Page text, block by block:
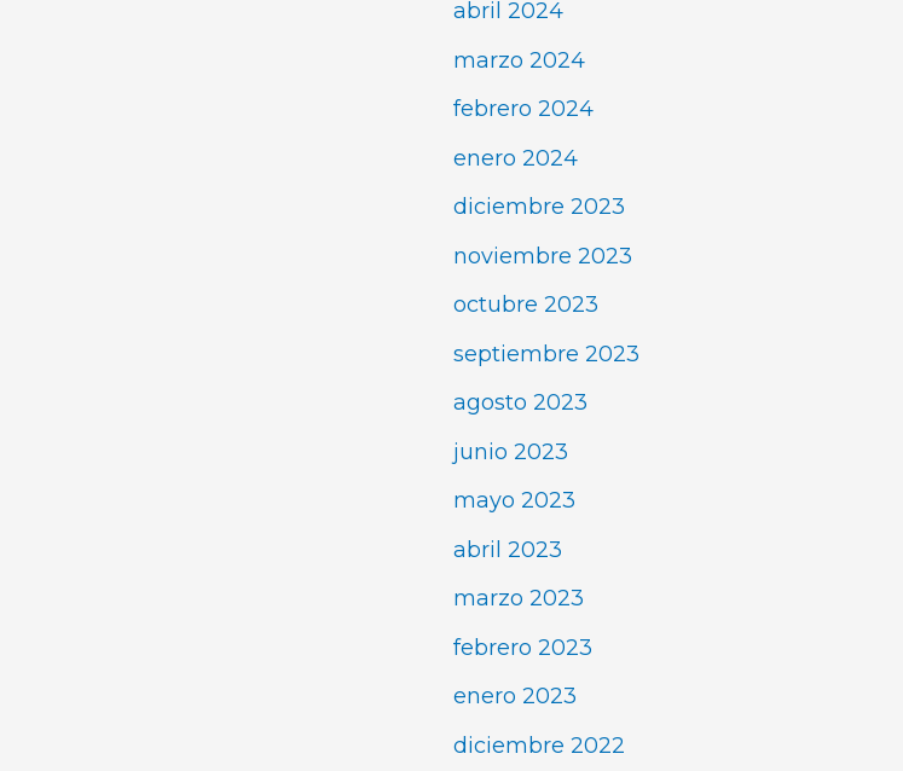
abril 2024
marzo 2024
febrero 2024
enero 2024
diciembre 2023
noviembre 2023
octubre 2023
septiembre 2023
agosto 2023
junio 2023
mayo 2023
abril 2023
marzo 2023
febrero 2023
enero 2023
diciembre 2022